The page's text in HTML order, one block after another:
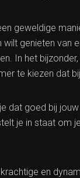
geweldige
genieten van
In het
te kiezen dat
dat goed bij
je in staat om
en